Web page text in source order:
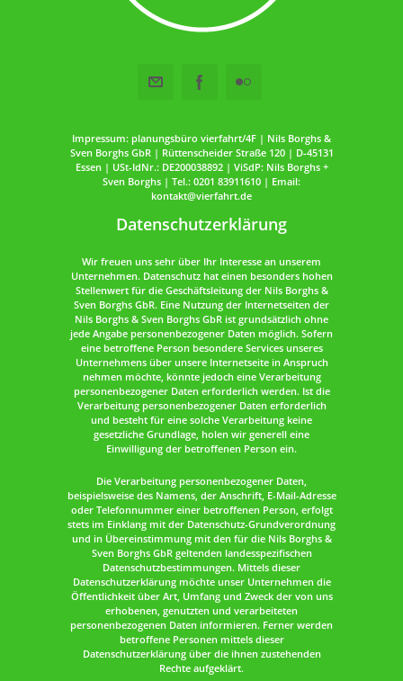
Impressum: planungsbüro vierfahrt/4F | Nils Borghs &
Sven Borghs GbR | Rüttenscheider Straße 120 | D-45131
Essen | USt-IdNr.: DE200038892 | ViSdP: Nils Borghs +
Sven Borghs | Tel.: 0201 83911610 | Email:
kontakt@vierfahrt.de
Datenschutzerklärung
Wir freuen uns sehr über Ihr Interesse an unserem
Unternehmen. Datenschutz hat einen besonders hohen
Stellenwert für die Geschäftsleitung der Nils Borghs &
Sven Borghs GbR. Eine Nutzung der Internetseiten der
Nils Borghs & Sven Borghs GbR ist grundsätzlich ohne
jede Angabe personenbezogener Daten möglich. Sofern
eine betroffene Person besondere Services unseres
Unternehmens über unsere Internetseite in Anspruch
nehmen möchte, könnte jedoch eine Verarbeitung
personenbezogener Daten erforderlich werden. Ist die
Verarbeitung personenbezogener Daten erforderlich
und besteht für eine solche Verarbeitung keine
gesetzliche Grundlage, holen wir generell eine
Einwilligung der betroffenen Person ein.
Die Verarbeitung personenbezogener Daten,
beispielsweise des Namens, der Anschrift, E-Mail-Adresse
oder Telefonnummer einer betroffenen Person, erfolgt
stets im Einklang mit der Datenschutz-Grundverordnung
und in Übereinstimmung mit den für die Nils Borghs &
Sven Borghs GbR geltenden landesspezifischen
Datenschutzbestimmungen. Mittels dieser
Datenschutzerklärung möchte unser Unternehmen die
Öffentlichkeit über Art, Umfang und Zweck der von uns
erhobenen, genutzten und verarbeiteten
personenbezogenen Daten informieren. Ferner werden
betroffene Personen mittels dieser
Datenschutzerklärung über die ihnen zustehenden
Rechte aufgeklärt.